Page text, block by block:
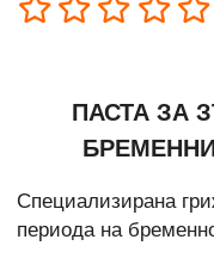
ПАСТА ЗА
Специализирана
периода на